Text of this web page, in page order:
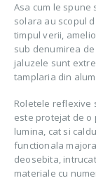
Asa cum le
solara au scopul
timpul verii,
sub denumirea
jaluzele sunt
tamplaria din
Roletele reflexive
este protejat de o
lumina, cat si
functionala
deosebita,
materiale cu